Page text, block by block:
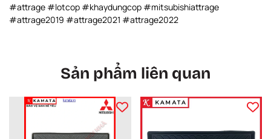
#attrage #lotcop #khaydungcop #mitsubishiattrage
#attrage2019 #attrage2021 #attrage2022
Sản phẩm liên quan